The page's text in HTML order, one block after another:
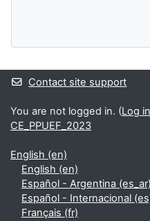
Contact site support
You are not logged in. (Log in
CE_PPUEF_2023
English ‎(en)‎
English ‎(en)‎
Español - Argentina ‎(es_ar)‎
Español - Internacional
Français ‎(fr)‎